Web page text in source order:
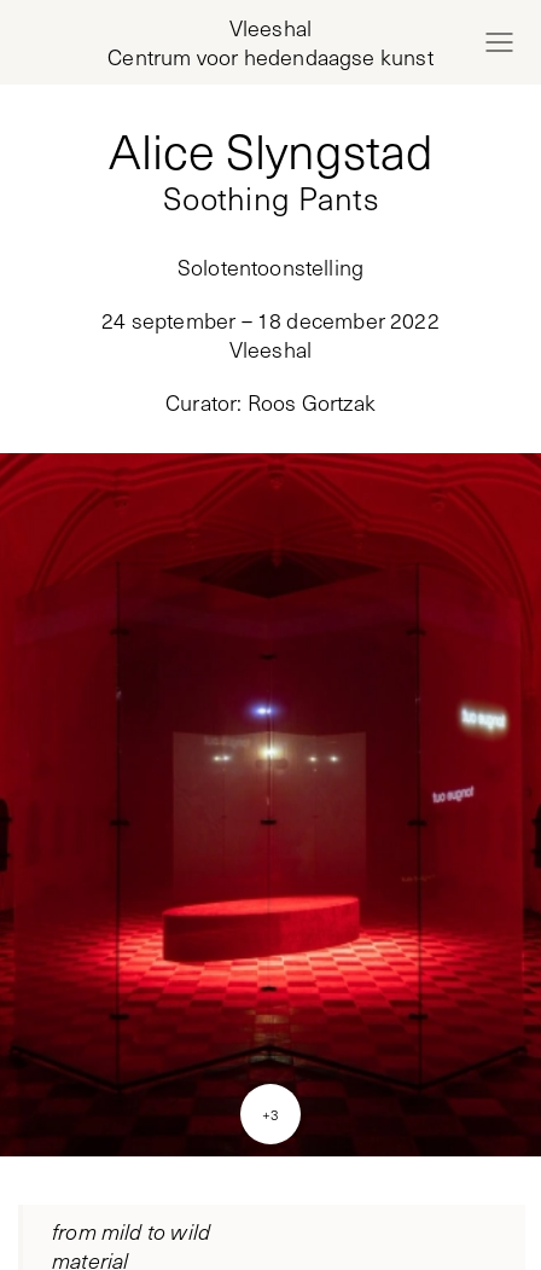
Vleeshal
Centrum voor hedendaagse kunst
Soothing Pants
Alice Slyngstad
Solotentoonstelling
24 september – 18 december 2022
Vleeshal
Curator: Roos Gortzak
+3
from mild to wild
material